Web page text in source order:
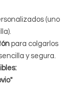
(uno
para colgarlos
y segura.